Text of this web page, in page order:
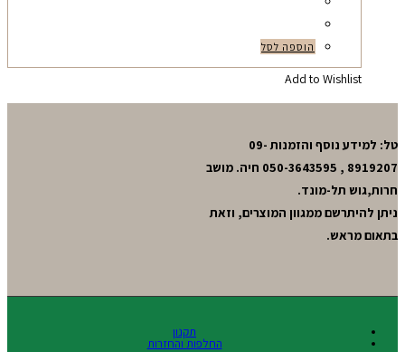
הוספה לסל
Add to Wishlist
טל: למידע נוסף והזמנות 09-
8919207 , 050-3643595 חיה. מושב
חרות,גוש תל-מונד.
ניתן להיתרשם ממגוון המוצרים, וזאת
בתאום מראש.
תקנון
החלפות והחזרות